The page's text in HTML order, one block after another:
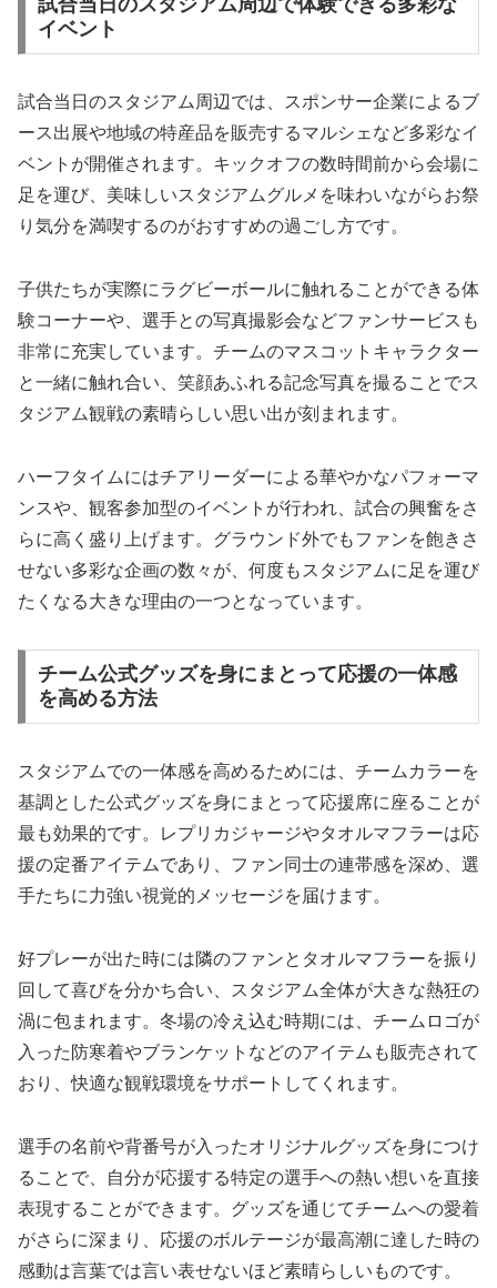
試合当日のスタジアム周辺で体験できる多彩な
イベント
試合当日のスタジアム周辺では、スポンサー企業によるブ
ース出展や地域の特産品を販売するマルシェなど多彩なイ
ベントが開催されます。キックオフの数時間前から会場に
足を運び、美味しいスタジアムグルメを味わいながらお祭
り気分を満喫するのがおすすめの過ごし方です。
子供たちが実際にラグビーボールに触れることができる体
験コーナーや、選手との写真撮影会などファンサービスも
非常に充実しています。チームのマスコットキャラクター
と一緒に触れ合い、笑顔あふれる記念写真を撮ることでス
タジアム観戦の素晴らしい思い出が刻まれます。
ハーフタイムにはチアリーダーによる華やかなパフォーマ
ンスや、観客参加型のイベントが行われ、試合の興奮をさ
らに高く盛り上げます。グラウンド外でもファンを飽きさ
せない多彩な企画の数々が、何度もスタジアムに足を運び
たくなる大きな理由の一つとなっています。
チーム公式グッズを身にまとって応援の一体感
を高める方法
スタジアムでの一体感を高めるためには、チームカラーを
基調とした公式グッズを身にまとって応援席に座ることが
最も効果的です。レプリカジャージやタオルマフラーは応
援の定番アイテムであり、ファン同士の連帯感を深め、選
手たちに力強い視覚的メッセージを届けます。
好プレーが出た時には隣のファンとタオルマフラーを振り
回して喜びを分かち合い、スタジアム全体が大きな熱狂の
渦に包まれます。冬場の冷え込む時期には、チームロゴが
入った防寒着やブランケットなどのアイテムも販売されて
おり、快適な観戦環境をサポートしてくれます。
選手の名前や背番号が入ったオリジナルグッズを身につけ
ることで、自分が応援する特定の選手への熱い想いを直接
表現することができます。グッズを通じてチームへの愛着
がさらに深まり、応援のボルテージが最高潮に達した時の
感動は言葉では言い表せないほど素晴らしいものです。